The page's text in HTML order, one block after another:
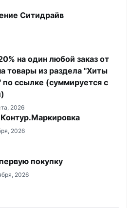
Ситидрайв
на один любой заказ от
товары из раздела "Хиты
ссылке (суммируется с
2026
2026
покупку
2026